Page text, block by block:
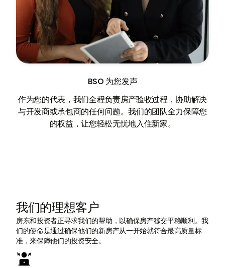
BSO 为您发声
作为您的代表，我们全程负责房产验收过程，协助解决
与开发商或承包商的任何问题。我们的团队全力保障您
的权益，让您轻松无忧地入住新家。
我们的理想客户
房东和投资者正寻求我们的帮助，以确保房产移交平稳顺利。我
们的使命是通过确保他们的新房产从一开始就符合最高质量标
准，来保障他们的投资安全。